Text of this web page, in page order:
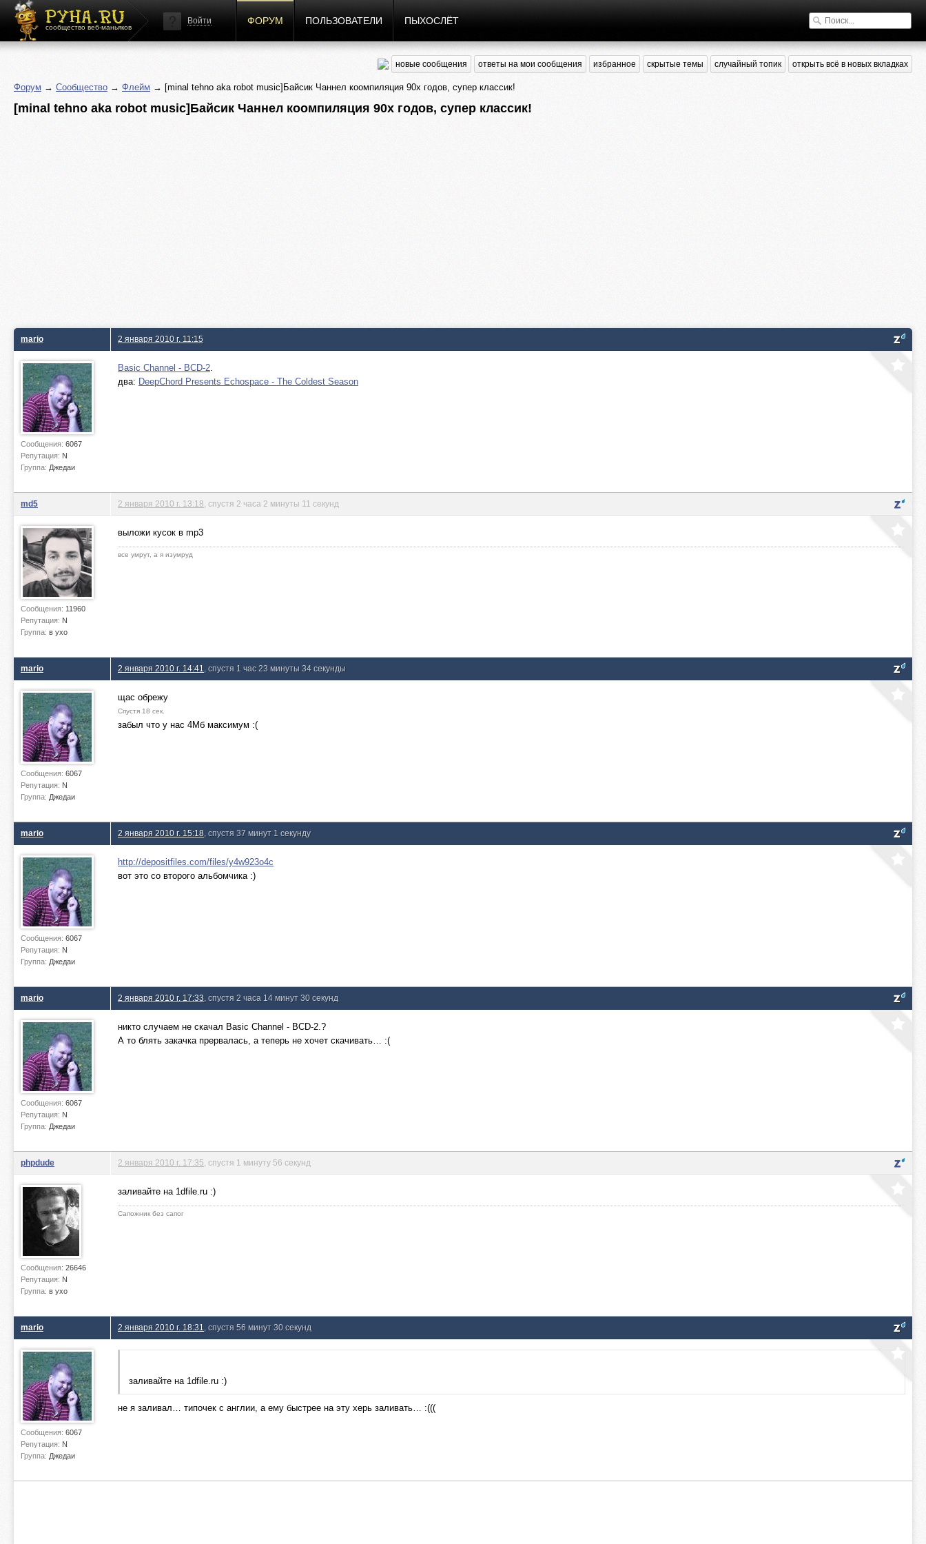
сообщество веб-маньяков
Войти ФОРУМ ПОЛЬЗОВАТЕЛИ ПЫХОСЛЁТ
новые сообщения ответы на мои сообщения избранное скрытые темы случайный топик открыть всё в новых вкладках
Форум → Сообщество → Флейм → [minal tehno aka robot music]Байсик Чаннел коомпиляция 90х годов, супер классик!
[minal tehno aka robot music]Байсик Чаннел коомпиляция 90х годов, супер классик!
mario
Сообщения: 6067
Репутация: N
Группа: Джедаи
2 января 2010 г. 11:15
Basic Channel - BCD-2.
два: DeepChord Presents Echospace - The Coldest Season
md5
Сообщения: 11960
Репутация: N
Группа: в ухо
2 января 2010 г. 13:18 , спустя 2 часа 2 минуты 11 секунд
выложи кусок в mp3
все умрут, а я изумруд
mario
Сообщения: 6067
Репутация: N
Группа: Джедаи
2 января 2010 г. 14:41 , спустя 1 час 23 минуты 34 секунды
щас обрежу
Спустя 18 сек.
забыл что у нас 4Мб максимум :(
mario
Сообщения: 6067
Репутация: N
Группа: Джедаи
2 января 2010 г. 15:18 , спустя 37 минут 1 секунду
http://depositfiles.com/files/y4w923o4c
вот это со второго альбомчика :)
mario
Сообщения: 6067
Репутация: N
Группа: Джедаи
2 января 2010 г. 17:33 , спустя 2 часа 14 минут 30 секунд
никто случаем не скачал Basic Channel - BCD-2.?
А то блять закачка прервалась, а теперь не хочет скачивать… :(
phpdude
Сообщения: 26646
Репутация: N
Группа: в ухо
2 января 2010 г. 17:35 , спустя 1 минуту 56 секунд
заливайте на 1dfile.ru :)
Сапожник без сапог
mario
Сообщения: 6067
Репутация: N
Группа: Джедаи
2 января 2010 г. 18:31 , спустя 56 минут 30 секунд
заливайте на 1dfile.ru :)
не я заливал… типочек с англии, а ему быстрее на эту херь заливать… :(((